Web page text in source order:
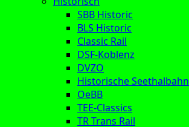
SBB Historic
BLS Historic
Classic Rail
DSF-Koblenz
DVZO
Historische Seethalbahn
OeBB
TEE-Classics
TR Trans Rail